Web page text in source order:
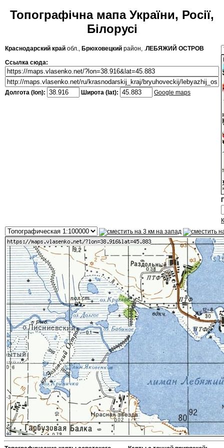
Топографічна мапа України, Росії,
Білорусі
Краснодарский край обл., Брюховецкий район, .ЛЕБЯЖИЙ ОСТРОВ
Ссылка сюда:
Долгота (lon): Широта (lat): Google maps